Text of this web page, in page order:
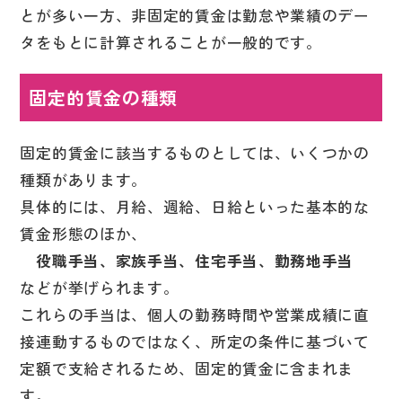
とが多い一方、非固定的賃金は勤怠や業績のデー
タをもとに計算されることが一般的です。
固定的賃金の種類
固定的賃金に該当するものとしては、いくつかの
種類があります。
具体的には、月給、週給、日給といった基本的な
賃金形態のほか、
役職手当、家族手当、住宅手当、勤務地手当
などが挙げられます。
これらの手当は、個人の勤務時間や営業成績に直
接連動するものではなく、所定の条件に基づいて
定額で支給されるため、固定的賃金に含まれま